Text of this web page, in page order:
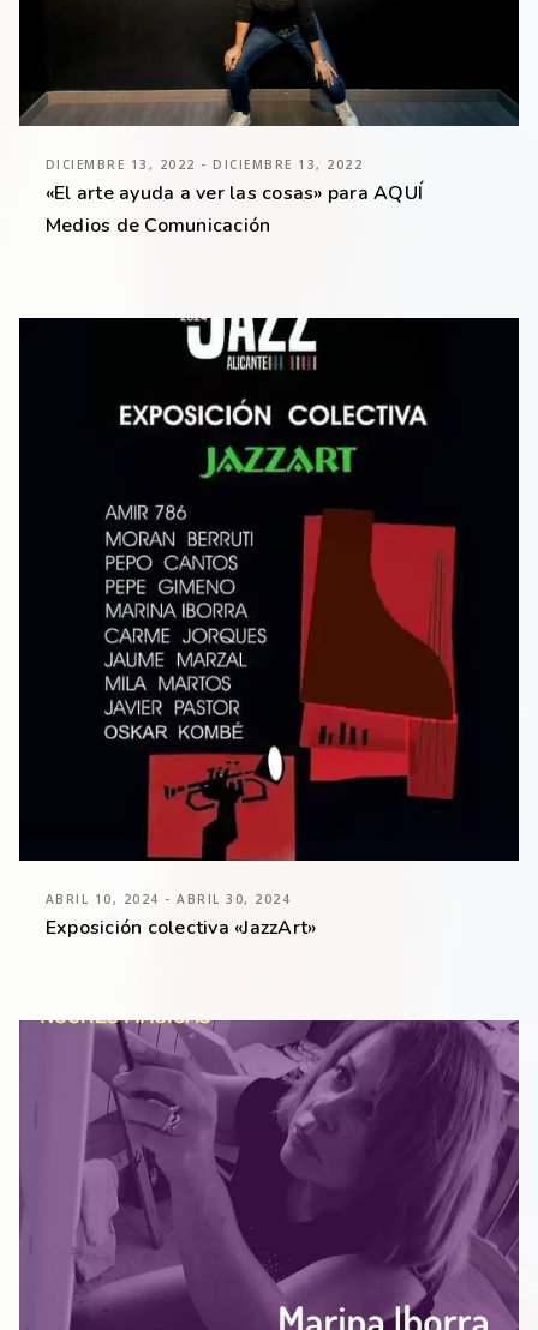
DICIEMBRE 13, 2022 - DICIEMBRE 13, 2022
«El arte ayuda a ver las cosas» para AQUÍ
Medios de Comunicación
ABRIL 10, 2024 - ABRIL 30, 2024
Exposición colectiva «JazzArt»